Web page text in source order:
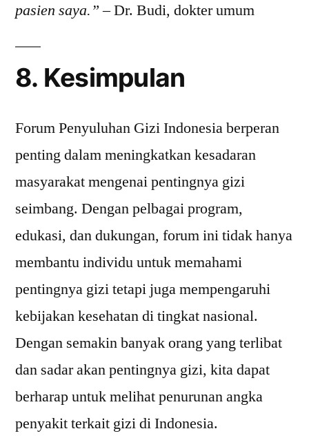
pasien saya.”– Dr. Budi, dokter umum
8. Kesimpulan
Forum Penyuluhan Gizi Indonesia berperan
penting dalam meningkatkan kesadaran
masyarakat mengenai pentingnya gizi
seimbang. Dengan pelbagai program,
edukasi, dan dukungan, forum ini tidak hanya
membantu individu untuk memahami
pentingnya gizi tetapi juga mempengaruhi
kebijakan kesehatan di tingkat nasional.
Dengan semakin banyak orang yang terlibat
dan sadar akan pentingnya gizi, kita dapat
berharap untuk melihat penurunan angka
penyakit terkait gizi di Indonesia.